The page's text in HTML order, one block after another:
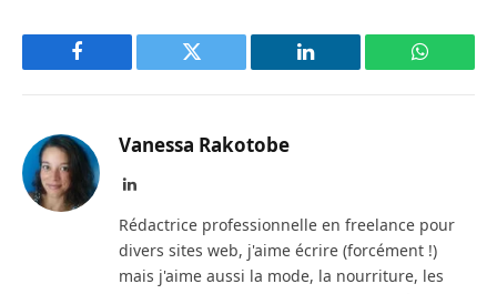
Facebook Twitter LinkedIn
Vanessa Rakotobe
LinkedIn
Rédactrice professionnelle en freelance pour
divers sites web, j'aime écrire (forcément !)
mais j'aime aussi la mode, la nourriture, les